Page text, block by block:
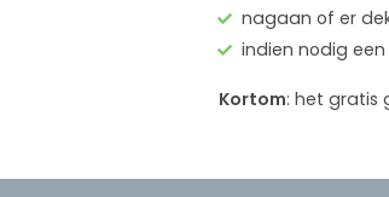
nagaan of er
indien nodig
Kortom: het gratis